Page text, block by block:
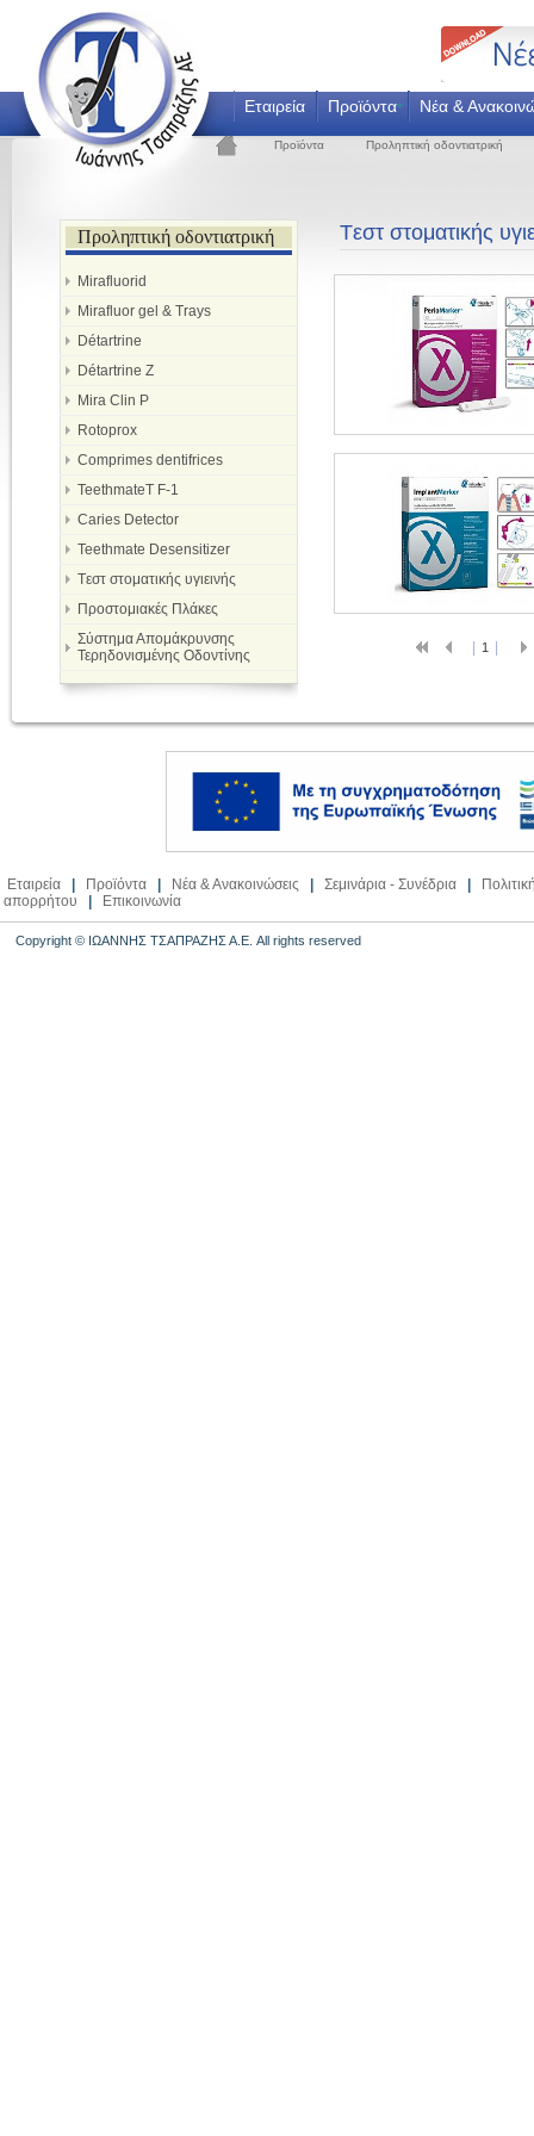
Εταιρεία Προϊόντα Νέα &
Προϊόντα Προληπτική οδοντιατρική
Προληπτική οδοντιατρική
Mirafluorid
Mirafluor gel & Trays
Détartrine
Détartrine Z
Mira Clin P
Rotoprox
Comprimes dentifrices
TeethmateT F-1
Caries Detector
Teethmate Desensitizer
Tεστ στοματικής υγιεινής
Προστομιακές Πλάκες
Σύστημα Απομάκρυνσης
Τερηδονισμένης Οδοντίνης
Tεστ στοματικής
1
Εταιρεία | Προϊόντα | Νέα & Ανακοινώσεις | Σεμινάρια - Συνέδρια |
απορρήτου
| Επικοινωνία
Copyright © ΙΩΑΝΝΗΣ ΤΣΑΠΡΑΖΗΣ Α.Ε. All rights reserved